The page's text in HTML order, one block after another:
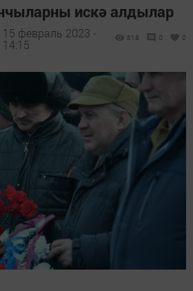
искә алдылар
15 февраль 2023 -
14:15
818 0 0